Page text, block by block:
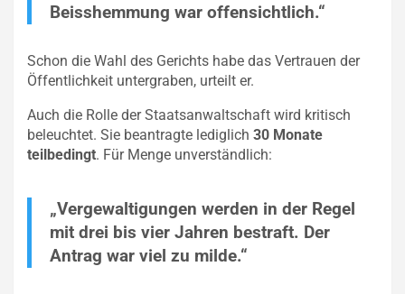
Beisshemmung war offensichtlich.“
Schon die Wahl des Gerichts habe das Vertrauen der
Öffentlichkeit untergraben, urteilt er.
Auch die Rolle der Staatsanwaltschaft wird kritisch
beleuchtet. Sie beantragte lediglich 30 Monate
teilbedingt. Für Menge unverständlich:
„Vergewaltigungen werden in der Regel
mit drei bis vier Jahren bestraft. Der
Antrag war viel zu milde.“